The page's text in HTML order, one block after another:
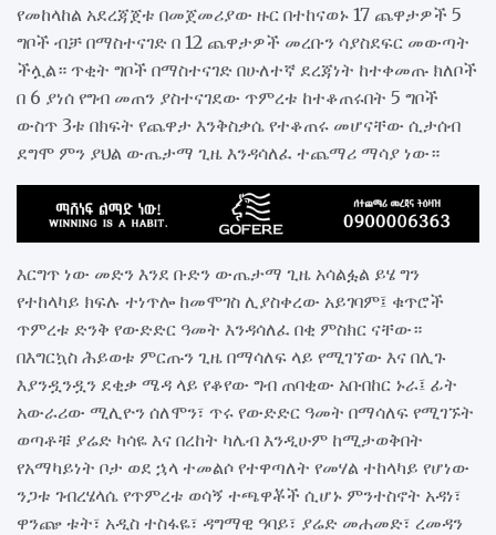
የመከላከል አደረጃጀቱ በመጀመሪያው ዙር በተከናወኑ 17 ጨዋታዎች 5
ግቦች ብቻ በማስተናገድ በ 12 ጨዋታዎች መረቡን ሳያስደፍር መውጣት
ችሏል። ጥቂት ግቦች በማስተናገድ በሁለተኛ ደረጃነት ከተቀመጡ ክለቦች
በ 6 ያነሰ የግብ መጠን ያስተናገደው ጥምረቱ ከተቆጠሩበት 5 ግቦች
ውስጥ 3ቱ በክፍት የጨዋታ እንቅስቃሴ የተቆጠሩ መሆናቸው ሲታሰብ
ደግሞ ምን ያህል ውጤታማ ጊዜ እንዳሳለፈ ተጨማሪ ማሳያ ነው።
እርግጥ ነው መድን እንደ ቡድን ውጤታማ ጊዜ አሳልፏል ይሄ ግን
የተከላካይ ክፍሉ ተነጥሎ ከመሞገስ ሊያስቀረው አይገባም፤ ቁጥሮች
ጥምረቱ ድንቅ የውድድር ዓመት እንዳሳለፈ በቂ ምስክር ናቸው።
በእግርኳስ ሕይወቱ ምርጡን ጊዜ በማሳለፍ ላይ የሚገኘው እና በሊጉ
እያንዷንዷን ደቂቃ ሜዳ ላይ የቆየው ግብ ጠባቂው አቡበከር ኑራ፤ ፊት
አውራሪው ሚሊዮን ሰለሞን፣ ጥሩ የውድድር ዓመት በማሳለፍ የሚገኙት
ወጣቶቹ ያሬድ ካሳዬ እና በረከት ካሌብ እንዲሁም ከሚታወቅበት
የአማካይነት ቦታ ወደ ኋላ ተመልሶ የተዋጣለት የመሃል ተከላካይ የሆነው
ንጋቱ ገብረሄላሴ የጥምረቱ ወሳኝ ተጫዋቾች ሲሆኑ ምንተስኖት አዳነ፣
ዋንጬ ቱት፣ አዲስ ተስፋዬ፣ ዳግማዊ ዓባይ፣ ያሬድ መሐመድ፣ ረመዳን